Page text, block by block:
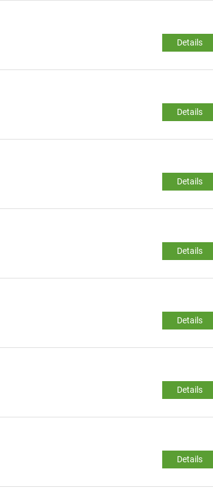
Details
Details
Details
Details
Details
Details
Details